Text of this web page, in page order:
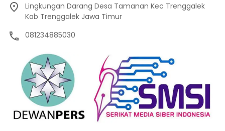
Lingkungan Darang Desa Tamanan Kec Trenggalek
Kab Trenggalek Jawa Timur
081234885030